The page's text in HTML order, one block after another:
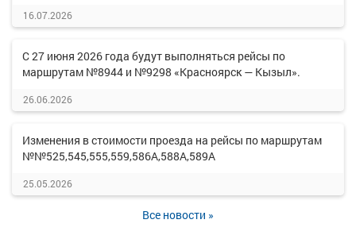
16.07.2026
С 27 июня 2026 года будут выполняться рейсы по
маршрутам №8944 и №9298 «Красноярск — Кызыл».
26.06.2026
Изменения в стоимости проезда на рейсы по маршрутам
№№525,545,555,559,586А,588А,589А
25.05.2026
Все новости »